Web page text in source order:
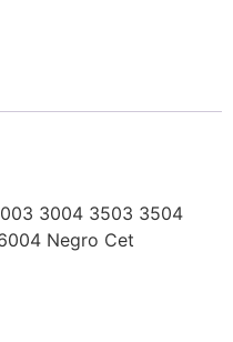
3004 3503 3504
Negro Cet